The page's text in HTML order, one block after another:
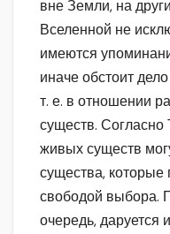
вне Земли, на
Вселенной не
имеются
иначе обстоит
т. е. в отношении
существ. Согласно
живых существ
существа,
свободой выбора.
очередь, даруется